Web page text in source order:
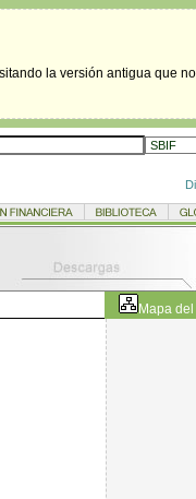
la versión antigua que
Mapa